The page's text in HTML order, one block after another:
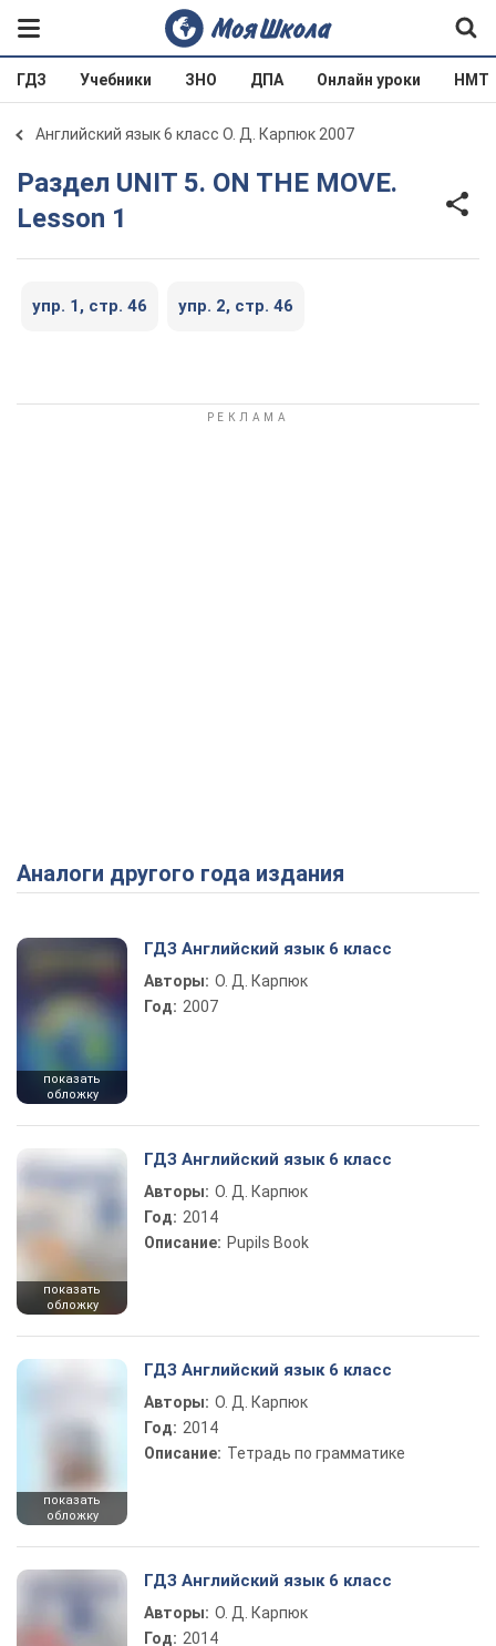
ГДЗ Учебники ЗНО ДПА Онлайн уроки НМТ
Английский язык 6 класс О. Д. Карпюк 2007
Раздел UNIT 5. ON THE MOVE.
Lesson 1
упр. 1, стр. 46 упр. 2, стр. 46
Аналоги другого года издания
показать
обложку
ГДЗ Английский язык 6 класс
Авторы: О. Д. Карпюк
Год: 2007
показать
обложку
ГДЗ Английский язык 6 класс
Авторы: О. Д. Карпюк
Год: 2014
Описание: Pupils Book
показать
обложку
ГДЗ Английский язык 6 класс
Авторы: О. Д. Карпюк
Год: 2014
Описание: Тетрадь по грамматике
ГДЗ Английский язык 6 класс
Авторы: О. Д. Карпюк
Год: 2014